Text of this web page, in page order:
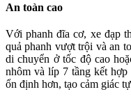
An toàn cao
Với phanh đĩa cơ, xe đạp
quả phanh vượt trội và an
di chuyển ở tốc độ cao
nhôm và líp 7 tầng kết
ổn định hơn, tạo cảm giác